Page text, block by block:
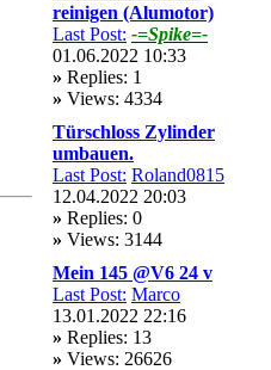
reinigen (Alumotor)
Last Post: -=Spike=-
01.06.2022 10:33
» Replies: 1
» Views: 4334
Türschloss Zylinder
umbauen.
Last Post: Roland0815
12.04.2022 20:03
» Replies: 0
» Views: 3144
Mein 145 @V6 24 v
Last Post: Marco
13.01.2022 22:16
» Replies: 13
» Views: 26626